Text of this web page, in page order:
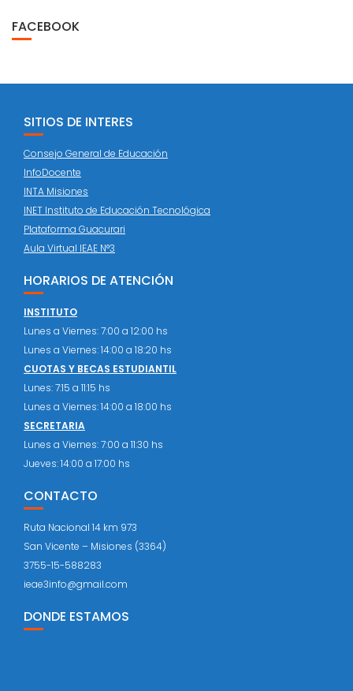
FACEBOOK
SITIOS DE INTERES
Consejo General de Educación
InfoDocente
INTA Misiones
INET Instituto de Educación Tecnológica
Plataforma Guacurari
Aula Virtual IEAE N°3
HORARIOS DE ATENCIÓN
INSTITUTO
Lunes a Viernes: 7:00 a 12:00 hs
Lunes a Viernes: 14:00 a 18:20 hs
CUOTAS Y BECAS ESTUDIANTIL
Lunes: 7:15 a 11:15 hs
Lunes a Viernes: 14:00 a 18:00 hs
SECRETARIA
Lunes a Viernes: 7:00 a 11:30 hs
Jueves: 14:00 a 17:00 hs
CONTACTO
Ruta Nacional 14 km 973
San Vicente – Misiones (3364)
3755-15-588283
ieae3info@gmail.com
DONDE ESTAMOS